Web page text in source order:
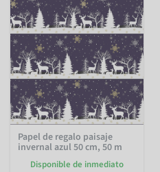
Papel de regalo paisaje
invernal azul 50 cm, 50 m
Disponible de inmediato